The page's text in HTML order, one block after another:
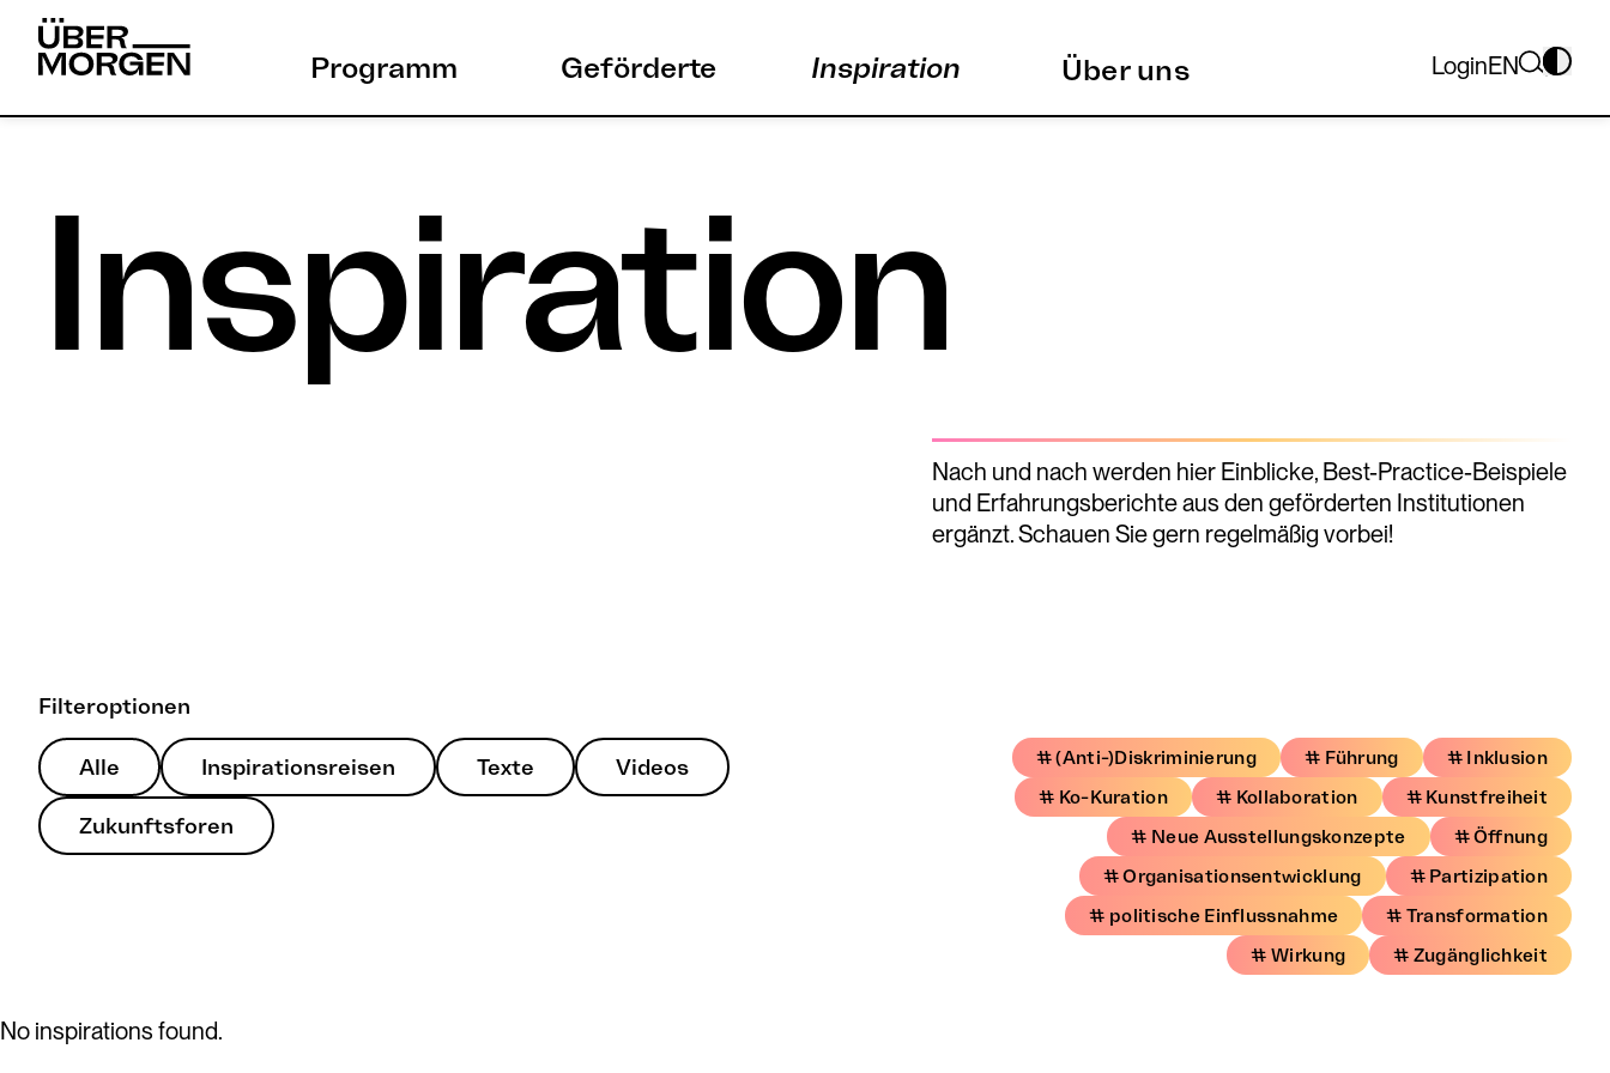
Skip
Programm Geförderte Inspiration Über uns LoginEN
Inspiration
Nach und nach werden hier Einblicke, Best-Practice-Beispiele
und Erfahrungsberichte aus den geförderten Institutionen
ergänzt. Schauen Sie gern regelmäßig vorbei!
Filteroptionen
Alle Inspirationsreisen Texte Videos
Zukunftsforen
# (Anti-)Diskriminierung # Führung
# Inklusion
# Ko-Kuration
# Kollaboration
# Kunstfreiheit
# Neue Ausstellungskonzepte
# Öffnung
# Organisationsentwicklung
# Partizipation
# politische Einflussnahme
# Transformation
# Wirkung
# Zugänglichkeit
No inspirations found.